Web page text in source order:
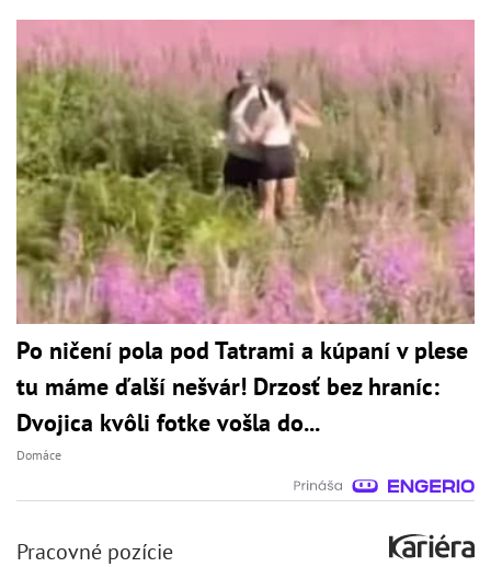
Po ničení pola pod Tatrami a kúpaní v plese
tu máme ďalší nešvár! Drzosť bez hraníc:
Dvojica kvôli fotke vošla do...
Domáce
Pracovné pozície